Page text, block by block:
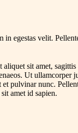
egestas velit.
sit amet,
Ut
pulvinar nunc.
amet id sapien.